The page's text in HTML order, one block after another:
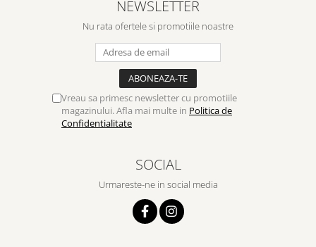
NEWSLETTER
Nu rata ofertele si promotiile noastre
Vreau sa primesc newsletter cu promotiile
magazinului. Afla mai multe in Politica de
Confidentialitate
SOCIAL
Urmareste-ne in social media